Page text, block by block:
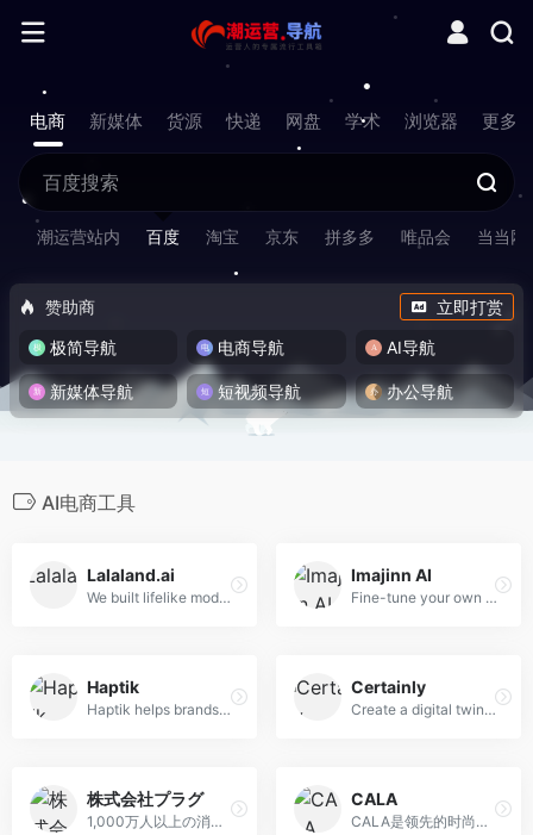
电商 新媒体 货源 快递 网盘 学术 浏览器 更多
潮运营站内 百度 淘宝 京东 拼多多 唯品会 当当网
赞助商
立即打赏
极简导航
电商导航 AI导航
新媒体导航 短视频导航 办公导航
AI电商工具
Lalaland.ai
We built lifelike models so you can validate and enrich your 3D designs before your produce. Inspired by real people, generated with AI.
Imajinn AI
Fine-tune your own AI models in minutes to generate amazing images of anyone or anything ...anywhere.
Haptik
Haptik helps brands acquire, convert, engage, &amp; delight users with AI-driven, personalized, conversational experiences across 20 channels &amp; 100+ languages.
Certainly
Create a digital twin of your best salesperson with Certainly to maximize profits and boost efficiencies through conversations.
株式会社プラグ
1,000万人以上の消費者調査の結果を学習したAIが消費者のパッケージデザインに対する好意度を調査。1画像15,000円、結果表示までわずか10秒と、低価格・短時間での調査が可能に。パッケージデザイン開発における様々な問題を解決に導きます。
CALA
CALA是领先的时尚设计界面，它将整个设计过程——从产品构思到电子商务支持和订单履行——统一为一个单一的数字平台。CALA适用于任何品牌：大型老牌零售商、中型时装公司和独立设计师。